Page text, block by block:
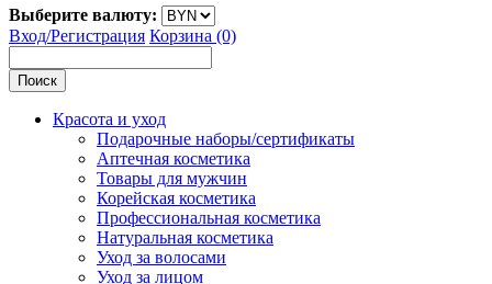
Выберите валюту:
Вход/Регистрация Корзина (0)
Поиск
Красота и уход
Подарочные наборы/сертификаты
Аптечная косметика
Товары для мужчин
Корейская косметика
Профессиональная косметика
Натуральная косметика
Уход за волосами
Уход за лицом